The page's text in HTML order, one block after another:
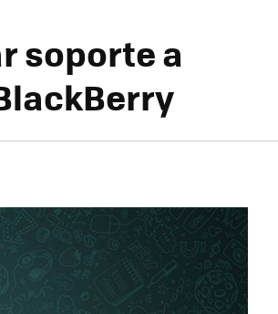
soporte a